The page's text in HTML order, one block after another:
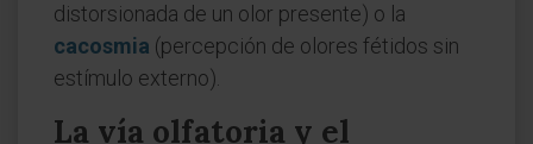
distorsionada de un olor presente) o la
cacosmia (percepción de olores fétidos sin
estímulo externo).
La vía olfatoria y el